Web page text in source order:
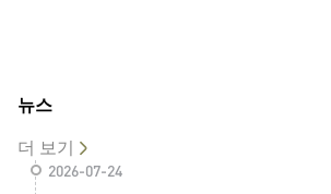
뉴스
더 보기
2026-07-24